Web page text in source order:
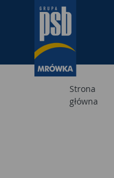
Strona
główna